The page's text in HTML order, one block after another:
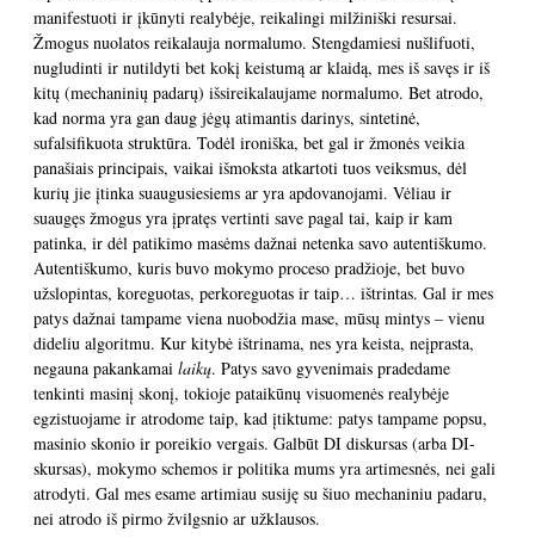
manifestuoti ir įkūnyti realybėje, reikalingi milžiniški resursai.
Žmogus nuolatos reikalauja normalumo. Stengdamiesi nušlifuoti,
nugludinti ir nutildyti bet kokį keistumą ar klaidą, mes iš savęs ir iš
kitų (mechaninių padarų) išsireikalaujame normalumo. Bet atrodo,
kad norma yra gan daug jėgų atimantis darinys, sintetinė,
sufalsifikuota struktūra. Todėl ironiška, bet gal ir žmonės veikia
panašiais principais, vaikai išmoksta atkartoti tuos veiksmus, dėl
kurių jie įtinka suaugusiesiems ar yra apdovanojami. Vėliau ir
suaugęs žmogus yra įpratęs vertinti save pagal tai, kaip ir kam
patinka, ir dėl patikimo masėms dažnai netenka savo autentiškumo.
Autentiškumo, kuris buvo mokymo proceso pradžioje, bet buvo
užslopintas, koreguotas, perkoreguotas ir taip… ištrintas. Gal ir mes
patys dažnai tampame viena nuobodžia mase, mūsų mintys – vienu
dideliu algoritmu. Kur kitybė ištrinama, nes yra keista, neįprasta,
negauna pakankamai laikų. Patys savo gyvenimais pradedame
tenkinti masinį skonį, tokioje pataikūnų visuomenės realybėje
egzistuojame ir atrodome taip, kad įtiktume: patys tampame popsu,
masinio skonio ir poreikio vergais. Galbūt DI diskursas (arba DI-
skursas), mokymo schemos ir politika mums yra artimesnės, nei gali
atrodyti. Gal mes esame artimiau susiję su šiuo mechaniniu padaru,
nei atrodo iš pirmo žvilgsnio ar užklausos.